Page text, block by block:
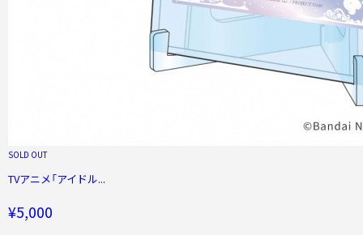
SOLD OUT
TVアニメ「アイドル...
¥5,000